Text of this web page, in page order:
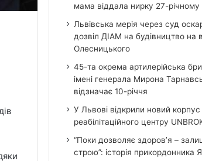
мама віддала нирку 27-річному
Львівська мерія через суд
дозвіл ДІАМ на будівництво на
Олесницького
45-та окрема артилерійська
імені генерала Мирона
відзначає 10-річчя
У Львові відкрили новий корпус
реабілітаційного центру
“Поки дозволяє здоров’я –
строю”: історія прикордонника